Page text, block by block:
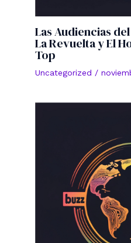
Las Audiencias
La Revuelta y El
Top
Uncategorized /